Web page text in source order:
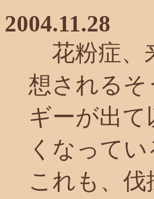
2004.11.28
花粉症、
想されるそ
ギーが出
くなって
これも、